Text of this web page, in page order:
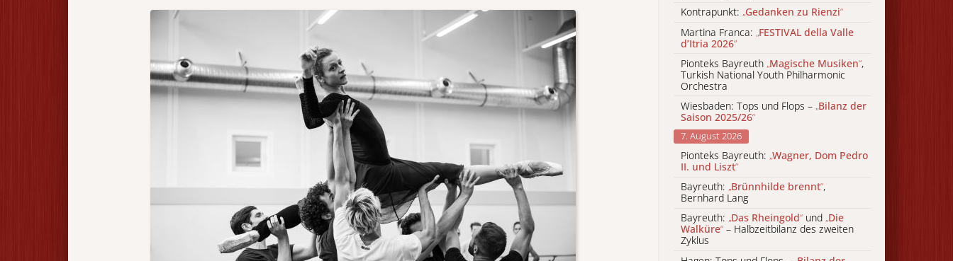
Kontrapunkt: „Gedanken zu Rienzi“
Martina Franca: „FESTIVAL della Valle
d’Itria 2026“
Pionteks Bayreuth „Magische Musiken“,
Turkish National Youth Philharmonic
Orchestra
Wiesbaden: Tops und Flops – „Bilanz der
Saison 2025/26“
7. August 2026
Pionteks Bayreuth: „Wagner, Dom Pedro
II. und Liszt“
Bayreuth: „Brünnhilde brennt“,
Bernhard Lang
Bayreuth: „Das Rheingold“ und „Die
Walküre“ – Halbzeitbilanz des zweiten
Zyklus